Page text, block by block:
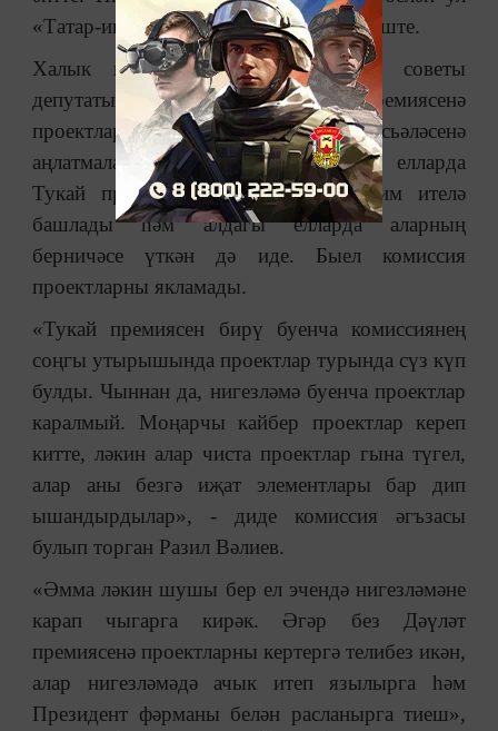
«Татар-информ» хәбәрчесе белән бүлеште.
Халык шагыйре һәм ТР Дәүләт советы
депутаты Разил Вәлиев Тукай премиясенә
проектлар тәкъдим ителү мәсьәләсенә
аңлатмаларын бирде. Чөнки соңгы елларда
Тукай премиясенә проектлар тәкъдим ителә
башлады һәм алдагы елларда аларның
берничәсе үткән дә иде. Быел комиссия
проектларны якламады.
«Тукай премиясен бирү буенча комиссиянең
соңгы утырышында проектлар турында сүз күп
булды. Чыннан да, нигезләмә буенча проектлар
каралмый. Моңарчы кайбер проектлар кереп
китте, ләкин алар чиста проектлар гына түгел,
алар аны безгә иҗат элементлары бар дип
ышандырдылар», - диде комиссия әгъзасы
булып торган Разил Вәлиев.
«Әмма ләкин шушы бер ел эчендә нигезләмәне
карап чыгарга кирәк. Әгәр без Дәүләт
премиясенә проектларны кертергә телибез икән,
алар нигезләмәдә ачык итеп язылырга һәм
Президент фәрманы белән расланырга тиеш»,